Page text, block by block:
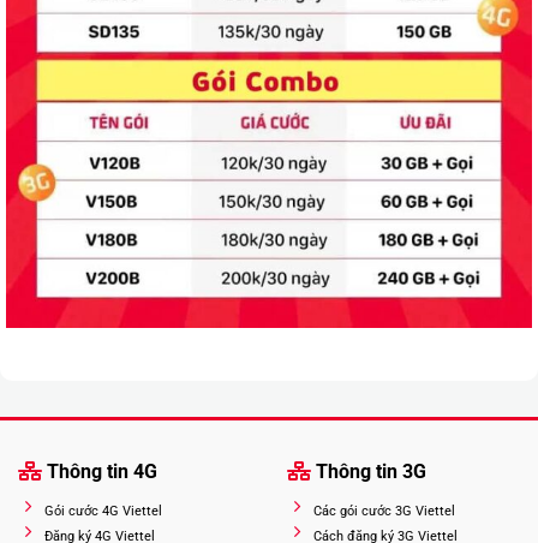
Thông tin 4G
Gói cước 4G Viettel
Đăng ký 4G Viettel
Thông tin 3G
Các gói cước 3G Viettel
Cách đăng ký 3G Viettel